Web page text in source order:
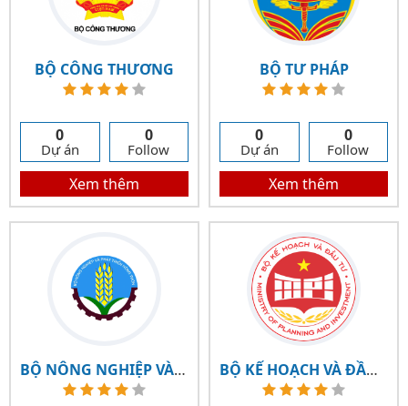
BỘ CÔNG THƯƠNG
0
Dự án
0
Follow
Xem thêm
BỘ TƯ PHÁP
0
Dự án
0
Follow
Xem thêm
BỘ NÔNG NGHIỆP VÀ PHÁT TRIỂN NÔNG THÔN BỘ KẾ HOẠCH VÀ ĐẦU TƯ